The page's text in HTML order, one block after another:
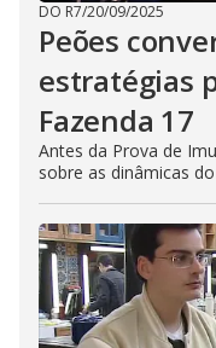
DO R7/20/09/2025
Peões
estratégias
Fazenda 17
Antes da Prova de
sobre as dinâmicas